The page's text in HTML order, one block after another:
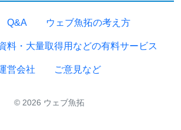
Q&A ウェブ魚拓の考え方
料・大量取得用などの有料サービス
営会社 ご意見など
© 2026 ウェブ魚拓